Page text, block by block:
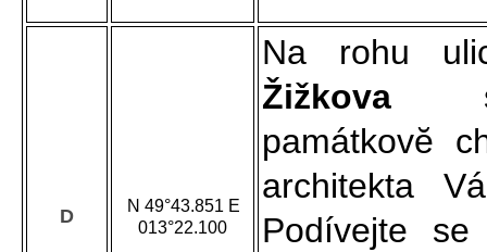
D
N 49°43.851 E
013°22.100
Na rohu
Žižkova
památkovĕ
architekta
Podívejte